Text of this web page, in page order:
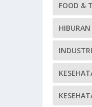
FOOD &
HIBURAN